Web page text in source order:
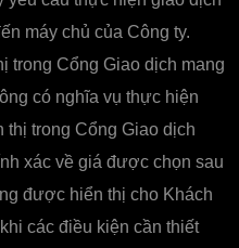
máy chủ của Công ty.
trong Cổng Giao dịch mang
có nghĩa vụ thực hiện
trong Cổng Giao dịch
xác về giá được chọn sau
được hiển thị cho Khách
các điều kiện cần thiết